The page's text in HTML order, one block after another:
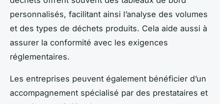
personnalisés, facilitant ainsi l’analyse des volumes
et des types de déchets produits. Cela aide aussi à
assurer la conformité avec les exigences
réglementaires.
Les entreprises peuvent également bénéficier d’un
accompagnement spécialisé par des prestataires et